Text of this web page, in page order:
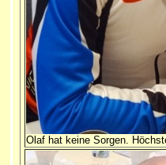
Olaf hat keine Sorgen.